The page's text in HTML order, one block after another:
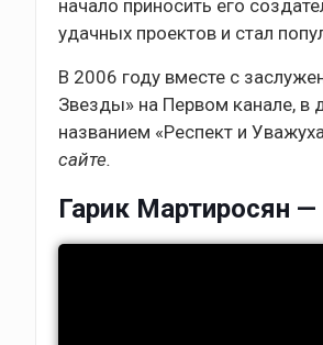
начало приносить его
удачных проектов и стал
В 2006 году вместе с
Звезды» на Первом канале, в
названием «Респект и
сайте.
Гарик Мартиросян —